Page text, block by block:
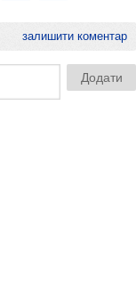
залишити коментар